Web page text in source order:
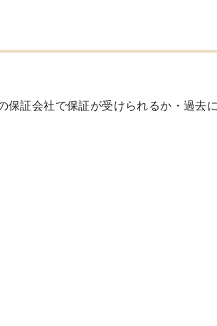
証会社で保証が受けられるか・過去